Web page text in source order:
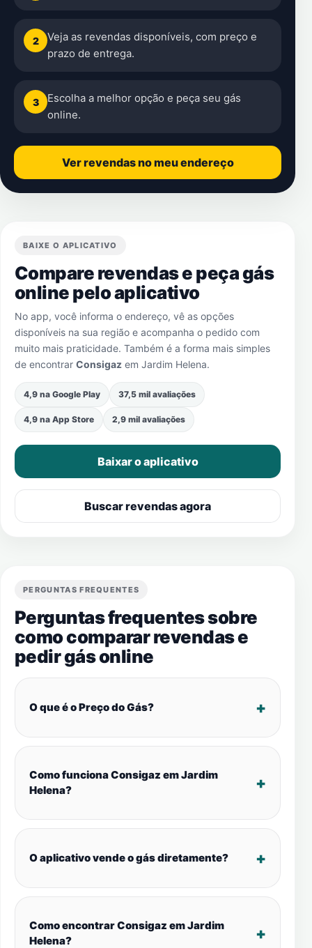
2
Veja as revendas disponíveis, com preço e
prazo de entrega.
3
Escolha a melhor opção e peça seu gás
online.
Ver revendas no meu endereço
BAIXE O APLICATIVO
Compare revendas e peça gás
online pelo aplicativo
No app, você informa o endereço, vê as opções
disponíveis na sua região e acompanha o pedido com
muito mais praticidade. Também é a forma mais simples
de encontrar Consigaz em Jardim Helena.
4,9 na Google Play 37,5 mil avaliações
4,9 na App Store 2,9 mil avaliações
Baixar o aplicativo
Buscar revendas agora
PERGUNTAS FREQUENTES
Perguntas frequentes sobre
como comparar revendas e
pedir gás online
O que é o Preço do Gás?
Como funciona Consigaz em Jardim
Helena?
O aplicativo vende o gás diretamente?
Como encontrar Consigaz em Jardim
Helena?